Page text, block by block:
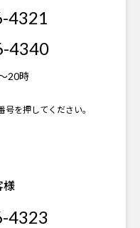
4321
4340
20時
を押してください。
様
4323